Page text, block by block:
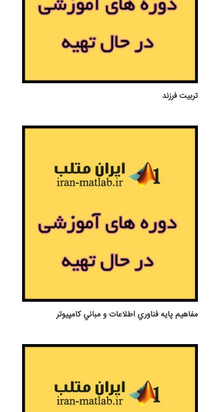
تربيت فرزند
مفاهيم پايه فناوري اطلاعات و مباني كامپيوتر